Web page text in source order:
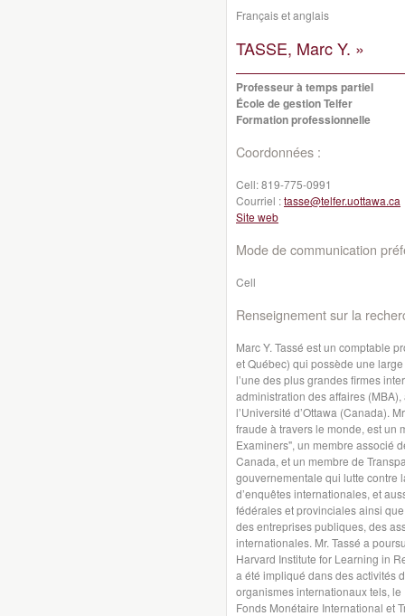
Français et anglais
TASSE, Marc Y. »
Professeur à temps partiel
École de gestion Telfer
Formation professionnelle
Coordonnées :
Cell:819-775-0991
Courriel :tasse@telfer.uottawa.ca
Site web
Mode de communication
Cell
Renseignement sur la
Marc Y. Tassé est un comptable
et Québec) qui possède une
l’une des plus grandes firmes
administration des affaires
l’Université d’Ottawa (Canada).
fraude à travers le monde, est un
Examiners", un membre associé
Canada, et un membre de
gouvernementale qui lutte contre
d’enquêtes internationales, et
fédérales et provinciales ainsi
des entreprises publiques, des
internationales. Mr. Tassé a
Harvard Institute for Learning in
a été impliqué dans des activités
organismes internationaux tels,
Fonds Monétaire International et